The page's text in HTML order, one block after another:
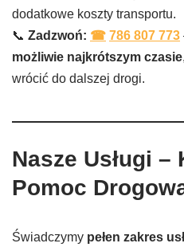
dodatkowe koszty transportu.
📞 Zadzwoń: ☎ 786 807 773
możliwie najkrótszym czasie
wrócić do dalszej drogi.
Nasze Usługi
Pomoc
Świadczymy pełen zakres